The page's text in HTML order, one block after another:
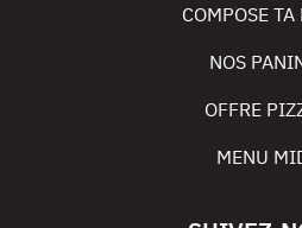
COMPOSE
NOS
OFFRE
MENU